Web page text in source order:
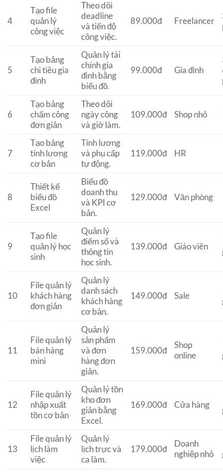
4
Tạo file
quản lý
công việc
Theo dõi
deadline
và tiến độ
công việc.
89.000đ Freelancer
5
Tạo bảng
chi tiêu gia
đình
Quản lý tài
chính gia
đình bằng
biểu đồ.
99.000đ Gia đình
6
Tạo bảng
chấm công
đơn giản
Theo dõi
ngày công
và giờ làm.
109.000đ Shop nhỏ
7
Tạo bảng
tính lương
cơ bản
Tính lương
và phụ cấp
tự động.
119.000đ HR
8
Thiết kế
biểu đồ
Excel
Biểu đồ
doanh thu
và KPI cơ
bản.
129.000đ Văn phòng
9
Tạo file
quản lý học
sinh
Quản lý
điểm số và
thông tin
học sinh.
139.000đ Giáo viên
10
File quản lý
khách hàng
đơn giản
Quản lý
danh sách
khách hàng
cơ bản.
149.000đ Sale
11
File quản lý
bán hàng
mini
Quản lý
sản phẩm
và đơn
hàng đơn
giản.
159.000đ
Shop
online
12
File quản lý
nhập xuất
tồn cơ bản
Quản lý tồn
kho đơn
giản bằng
Excel.
169.000đ Cửa hàng
13
File quản lý
lịch làm
việc
Quản lý
lịch trực và
ca làm.
179.000đ
Doanh
nghiệp nhỏ